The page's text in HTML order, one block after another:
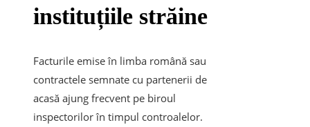
instituțiile străine
Facturile emise în limba română sau
contractele semnate cu partenerii de
acasă ajung frecvent pe biroul
inspectorilor în timpul controalelor.